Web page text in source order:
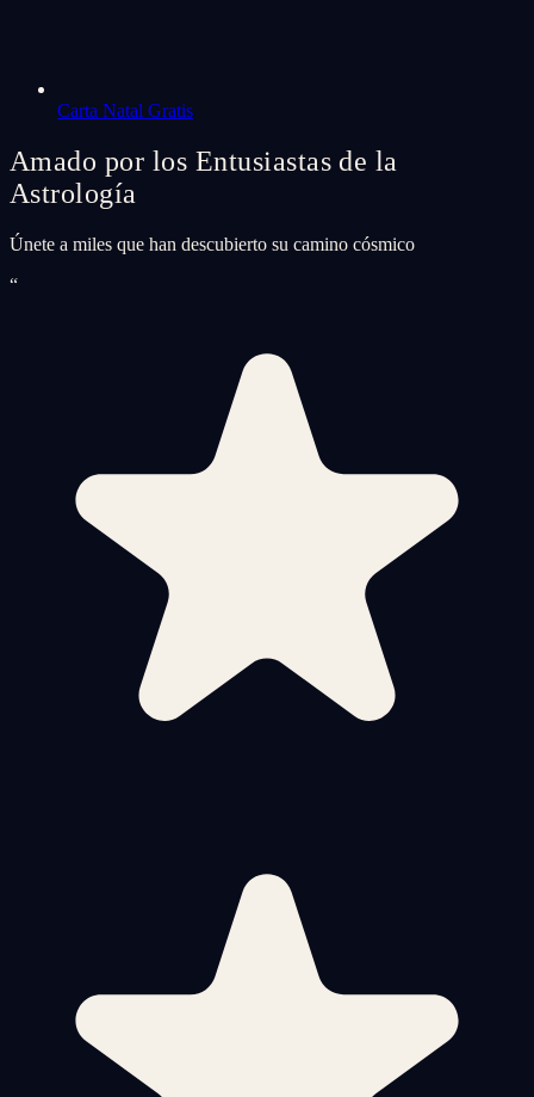
Carta Natal Gratis
Amado por los Entusiastas de la
Astrología
Únete a miles que han descubierto su camino cósmico
“